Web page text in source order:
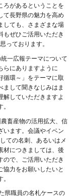
ろがあるということを
て長野県の魅力を高め
しても、さまざまな場
もぜひご活用いただき
っております。
一広報テーマについて
らにありますように
循環～」をテーマに取
まして聞きなじみはま
解していただきますよ
畜産物の活用拡大、信
います。会議やイベン
ての名刺、あるいはメ
材につきましては、後
ので、ご活用いただき
協力をお願いしたいと
県職員の名札ケースの